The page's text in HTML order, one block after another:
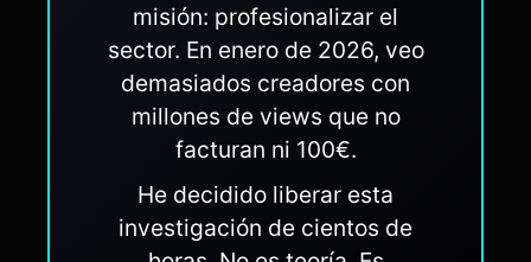
misión: profesionalizar el
sector. En enero de 2026, veo
demasiados creadores con
millones de views que no
facturan ni 100€.
He decidido liberar esta
investigación de cientos de